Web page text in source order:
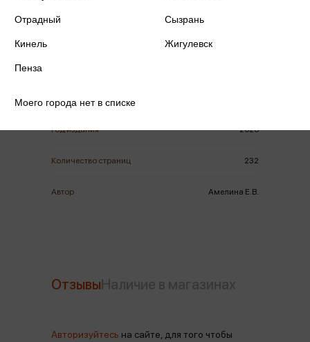
Год издания 2025
Количество страниц 232
Автор Амелина Е.В.
Отзывы
Авторизуйтесь на сайте, для того чтобы
Отрадный Сызрань
Кинель Жигулевск
Пенза
Моего города нет в списке